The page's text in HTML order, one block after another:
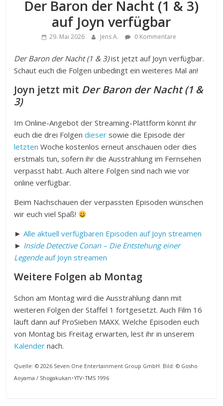
Der Baron der Nacht (1 & 3)
auf Joyn verfügbar
29. Mai 2026 Jens A. 0 Kommentare
Der Baron der Nacht (1 & 3)ist jetzt auf Joyn verfügbar.
Schaut euch die Folgen unbedingt ein weiteres Mal an!
Joyn jetzt mit Der Baron der Nacht (1 &
3)
Im Online-Angebot der Streaming-Plattform könnt ihr
euch die drei Folgendieser sowie die Episode der
letzten Woche kostenlos erneut anschauen oder dies
erstmals tun, sofern ihr die Ausstrahlung im Fernsehen
verpasst habt. Auch ältere Folgen sind nach wie vor
online verfügbar.
Beim Nachschauen der verpassten Episoden wünschen
wir euch viel Spaß!
►Alle aktuell verfügbaren Episoden auf Joyn streamen
► Inside Detective Conan – Die Entstehung einer
Legendeauf Joyn streamen
Weitere Folgen ab Montag
Schon am Montag wird die Ausstrahlung dann mit
weiteren Folgen der Staffel 1 fortgesetzt. Auch Film 16
läuft dann auf ProSieben MAXX. Welche Episoden euch
von Montag bis Freitag erwarten, lest ihr in unserem
Kalender nach.
Quelle: © 2026 Seven.One Entertainment Group GmbH. Bild: © Gosho
Aoyama / Shogakukan･YTV･TMS 1996